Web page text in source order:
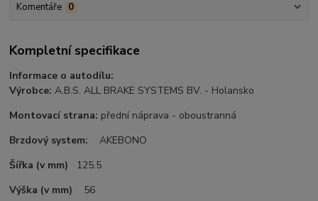
Komentáře 0
Kompletní specifikace
Informace o autodílu:
Výrobce:A.B.S. ALL BRAKE SYSTEMS BV. - Holansko
Montovací strana: přední náprava - oboustranná
Brzdový system:
AKEBONO
Šířka (v mm) 125.5
Výška (v mm)
56